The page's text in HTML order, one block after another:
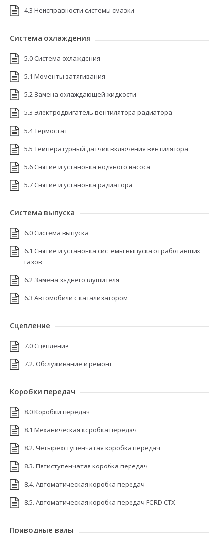
4.3 Неисправности системы смазки
Система охлаждения
5.0 Система охлаждения
5.1 Моменты затягивания
5.2 Замена охлаждающей жидкости
5.3 Электродвигатель вентилятора радиатора
5.4 Термостат
5.5 Температурный датчик включения вентилятора
5.6 Снятие и установка водяного насоса
5.7 Снятие и установка радиатора
Система выпуска
6.0 Система выпуска
6.1 Снятие и установка системы выпуска отработавших
газов
6.2 Замена заднего глушителя
6.3 Автомобили с катализатором
Сцепление
7.0 Сцепление
7.2. Обслуживание и ремонт
Коробки передач
8.0 Коробки передач
8.1 Механическая коробка передач
8.2. Четырехступенчатая коробка передач
8.3. Пятиступенчатая коробка передач
8.4. Автоматическая коробка передач
8.5. Автоматическая коробка передач FORD CTX
Приводные валы